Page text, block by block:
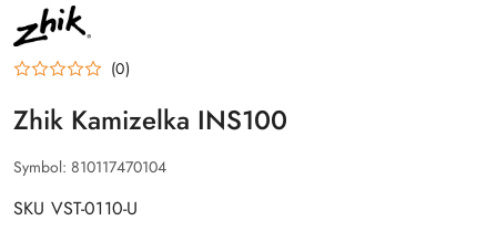
NAZWA
PRODUCENTA:
ZHIK
(0)
Zhik Kamizelka INS100
Symbol: 810117470104
SKU VST-0110-U